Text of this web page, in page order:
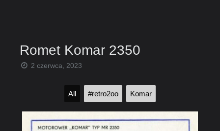
Romet Komar 2350
2 czerwca, 2023
All #retro2oo Komar